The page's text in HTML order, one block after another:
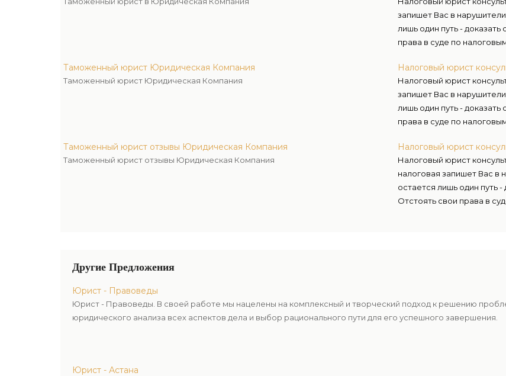
Таможенный юрист Юридическая Компания
Таможенный юрист Юридическая Компания
Таможенный юрист отзывы Юридическая Компания
Таможенный юрист отзывы Юридическая Компания
запишет Вас в
лишь один путь -
права в суде по
Налоговый юрист
Налоговый юрист
запишет Вас в
лишь один путь -
права в суде по
Налоговый юрист
Налоговый юрист
налоговая запишет Вас в
остается лишь один путь
Отстоять свои права в
Другие Предложения
Юрист - Правоведы
Юрист - Правоведы. В своей работе мы нацелены на комплексный и творческий подход к решению
юридического анализа всех аспектов дела и выбор рационального пути для его успешного завершения.
Юрист - Астана